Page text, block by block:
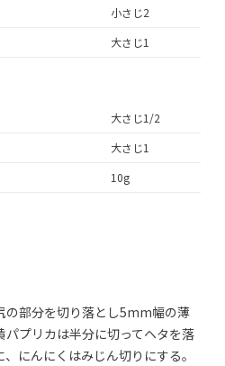
小さじ2
大さじ1
大さじ1/2
大さじ1
10g
の部分を切り落とし5mm幅の薄
プリカは半分に切ってヘタを落
にんにくはみじん切りにする。